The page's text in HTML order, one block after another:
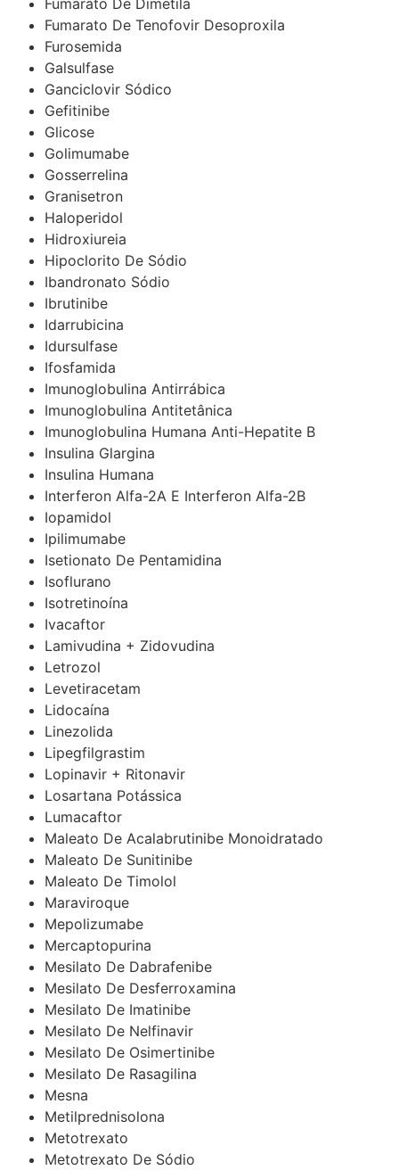
Fumarato De Dimetila
Fumarato De Tenofovir Desoproxila
Furosemida
Galsulfase
Ganciclovir Sódico
Gefitinibe
Glicose
Golimumabe
Gosserrelina
Granisetron
Haloperidol
Hidroxiureia
Hipoclorito De Sódio
Ibandronato Sódio
Ibrutinibe
Idarrubicina
Idursulfase
Ifosfamida
Imunoglobulina Antirrábica
Imunoglobulina Antitetânica
Imunoglobulina Humana Anti-Hepatite B
Insulina Glargina
Insulina Humana
Interferon Alfa-2A E Interferon Alfa-2B
Iopamidol
Ipilimumabe
Isetionato De Pentamidina
Isoflurano
Isotretinoína
Ivacaftor
Lamivudina + Zidovudina
Letrozol
Levetiracetam
Lidocaína
Linezolida
Lipegfilgrastim
Lopinavir + Ritonavir
Losartana Potássica
Lumacaftor
Maleato De Acalabrutinibe Monoidratado
Maleato De Sunitinibe
Maleato De Timolol
Maraviroque
Mepolizumabe
Mercaptopurina
Mesilato De Dabrafenibe
Mesilato De Desferroxamina
Mesilato De Imatinibe
Mesilato De Nelfinavir
Mesilato De Osimertinibe
Mesilato De Rasagilina
Mesna
Metilprednisolona
Metotrexato
Metotrexato De Sódio